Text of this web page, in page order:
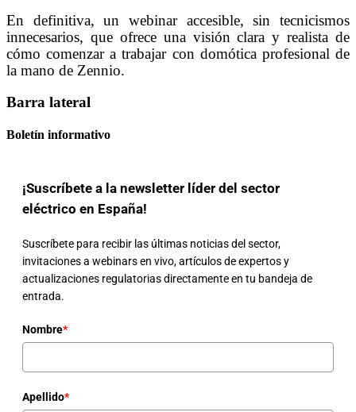
En definitiva, un webinar accesible, sin tecnicismos
innecesarios, que ofrece una visión clara y realista de
cómo comenzar a trabajar con domótica profesional de
la mano de Zennio.
Barra lateral
Boletín informativo
¡Suscríbete a la newsletter líder del sector
eléctrico en España!
Suscríbete para recibir las últimas noticias del sector,
invitaciones a webinars en vivo, artículos de expertos y
actualizaciones regulatorias directamente en tu bandeja de
entrada.
Nombre*
Apellido*